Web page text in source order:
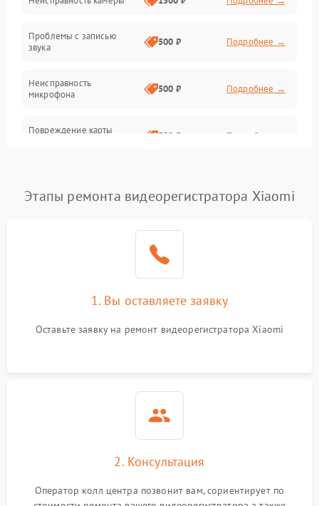
Проблемы с записью
звука
500 ₽ Подробнее →
Неисправность
микрофона
500 ₽ Подробнее →
Повреждение карты
500 ₽ Подробнее →
управления
1000 ₽
2000 ₽
(USB, HDMI)
Подробнее →
1000 ₽
Повреждение внутренних
500 ₽
Этапы ремонта видеорегистратора Xiaomi
1. Вы оставляете заявку
Оставьте заявку на ремонт видеорегистратора Xiaomi
2. Консультация
Оператор колл центра позвонит вам, сориентирует по